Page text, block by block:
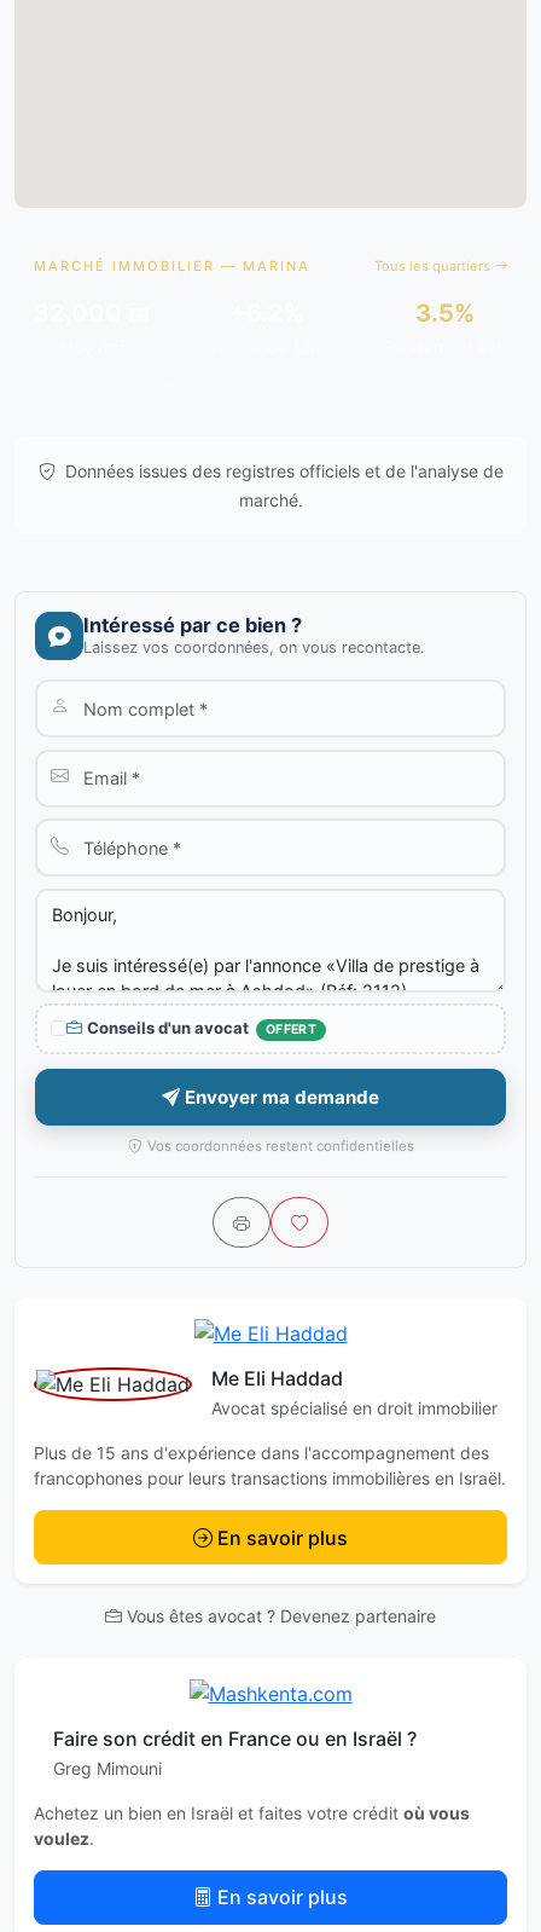
MARCHÉ IMMOBILIER — MARINA Tous les quartiers
3.5%
Données issues des registres officiels et de l'analyse de
marché.
Intéressé par ce bien ?
Laissez vos coordonnées, on vous recontacte.
Conseils d'un avocat OFFERT
Envoyer ma demande
Vos coordonnées restent confidentielles
Me Eli Haddad
Avocat spécialisé en droit immobilier
Plus de 15 ans d'expérience dans l'accompagnement des
francophones pour leurs transactions immobilières en Israël.
En savoir plus
Vous êtes avocat ? Devenez partenaire
Faire son crédit en France ou en Israël ?
Greg Mimouni
Achetez un bien en Israël et faites votre crédit où vous
voulez.
En savoir plus